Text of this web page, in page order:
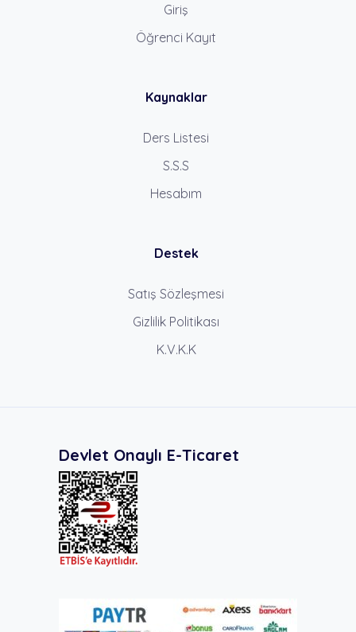
Giriş
Öğrenci Kayıt
Kaynaklar
Ders Listesi
S.S.S
Hesabım
Destek
Satış Sözleşmesi
Gizlilik Politikası
K.V.K.K
Devlet Onaylı E-Ticaret